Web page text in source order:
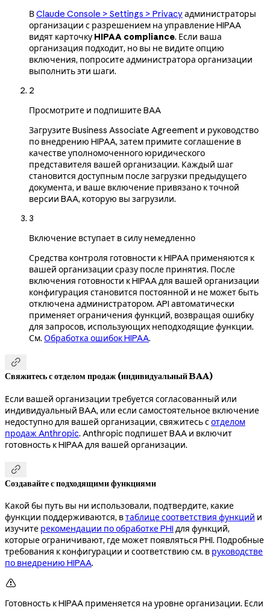
ВClaude Console > Settings > Privacyадминистраторы
организации с разрешением на управление HIPAA
видят карточку HIPAA compliance. Если ваша
организация подходит, но вы не видите опцию
включения, попросите администратора организации
выполнить эти шаги.
2
Просмотрите и подпишите BAA
Загрузите Business Associate Agreement и руководство
по внедрению HIPAA, затем примите соглашение в
качестве уполномоченного юридического
представителя вашей организации. Каждый шаг
становится доступным после загрузки предыдущего
документа, и ваше включение привязано к точной
версии BAA, которую вы загрузили.
3
Включение вступает в силу немедленно
Средства контроля готовности к HIPAA применяются к
вашей организации сразу после принятия. После
включения готовности к HIPAA для вашей организации
конфигурация становится постоянной и не может быть
отключена администратором. API автоматически
применяет ограничения функций, возвращая ошибку
для запросов, использующих неподходящие функции.
См. Обработка ошибок HIPAA.

Свяжитесь с отделом продаж (индивидуальный BAA)
Если вашей организации требуется согласованный или
индивидуальный BAA, или если самостоятельное включение
недоступно для вашей организации, свяжитесь сотделом
продаж Anthropic. Anthropic подпишет BAA и включит
готовность к HIPAA для вашей организации.

Создавайте с подходящими функциями
Какой бы путь вы ни использовали, подтвердите, какие
функции поддерживаются, втаблице соответствия функций и
изучите рекомендации по обработке PHI для функций,
которые ограничивают, где может появляться PHI. Подробные
требования к конфигурации и соответствию см. в руководстве
по внедрению HIPAA.

Готовность к HIPAA применяется на уровне организации. Если